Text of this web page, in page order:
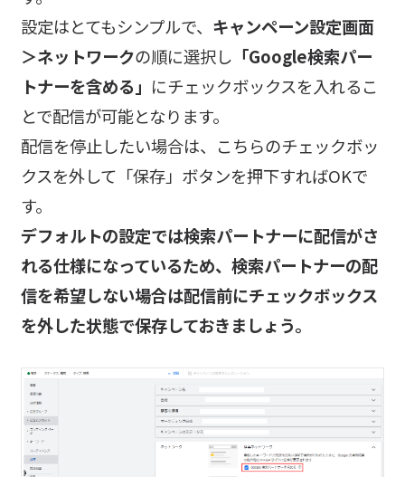
設定はとてもシンプルで、 キャンペーン設定画面
＞ネットワークの順に選択し 「Google検索パー
トナーを含める」 にチェックボックスを入れるこ
とで配信が可能となります。
配信を停止したい場合は、こちらのチェックボッ
クスを外して「保存」ボタンを押下すればOKで
す。
デフォルトの設定では検索パートナーに配信がさ
れる仕様になっているため、検索パートナーの配
信を希望しない場合は配信前にチェックボックス
を外した状態で保存しておきましょう。